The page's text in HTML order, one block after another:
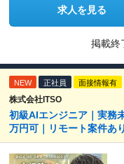
求人を見る
掲載終
NEW 正社員 面接情報有
株式会社ITSO
初級AIエンジニア｜実務
万円可｜リモート案件あ